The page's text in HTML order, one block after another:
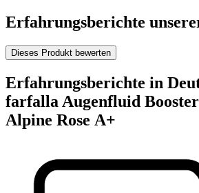
Erfahrungsberichte
Dieses Produkt bewerten
Erfahrungsberichte in
farfalla Augenfluid Booster
Alpine Rose A+